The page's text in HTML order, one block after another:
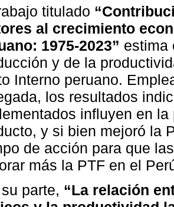
titulado
al crecimiento
1975-2023” estima
y de la
Interno peruano.
los resultados
influyen en
y si bien mejoró la
de acción para que
más la PTF en el
parte, “La relación